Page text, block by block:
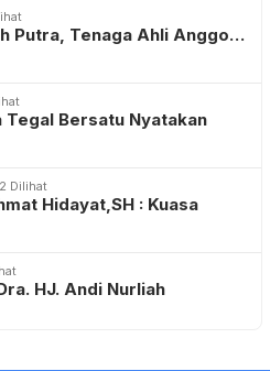
Putra, Tenaga Ahli Anggo…
Tegal Bersatu Nyatakan
Dilihat
Hidayat,SH : Kuasa
HJ. Andi Nurliah